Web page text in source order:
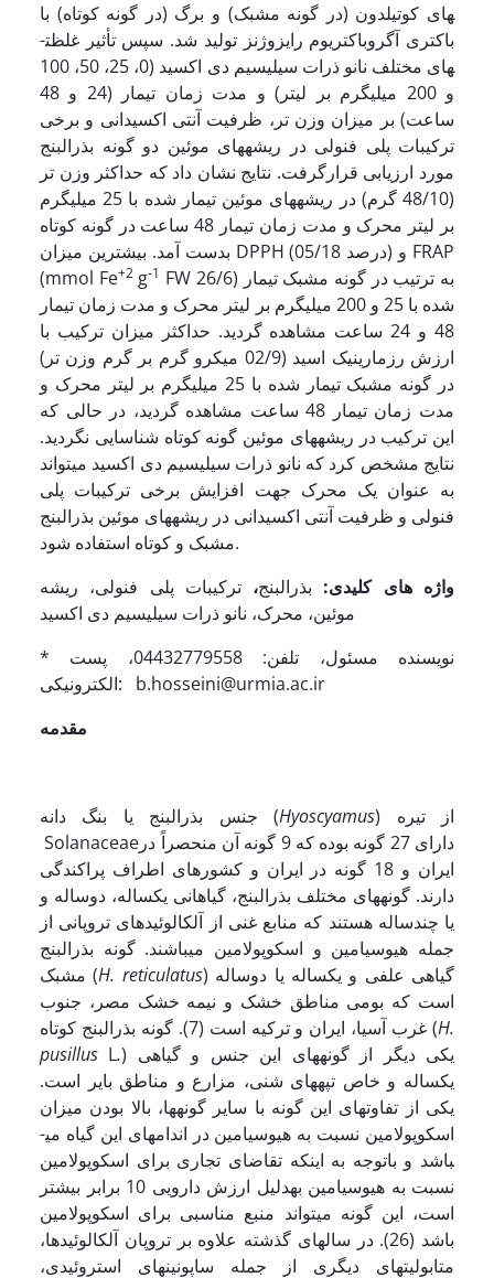
های کوتیلدون (در گونه مشبک) و برگ (در گونه کوتاه) با
باکتری آگروباکتریوم رایزوژنز تولید شد. سپس تأثیر غلظت­
های مختلف نانو ذرات سیلیسیم دی اکسید (0، 25، 50، 100
و 200 میلی­گرم بر لیتر) و مدت زمان تیمار (24 و 48
ساعت) بر میزان وزن تر، ظرفیت آنتی اکسیدانی و برخی
ترکیبات پلی فنولی در ریشه­های موئین دو گونه بذرالبنج
مورد ارزیابی قرارگرفت. نتایج نشان داد که حداکثر وزن تر
(48/10 گرم) در ریشه­های موئین تیمار شده با 25 میلی­گرم
بر لیتر محرک و مدت زمان تیمار 48 ساعت در گونه کوتاه
بدست آمد. بیشترین میزان DPPH (05/18 درصد) و FRAP
(mmol Fe+2g-1 FW 26/6) به ترتیب در گونه مشبک تیمار
شده با 25 و 200 میلی­گرم بر لیتر محرک و مدت زمان تیمار
48 و 24 ساعت مشاهده گردید. حداکثر میزان ترکیب با
ارزش رزمارینیک اسید (02/9 میکرو گرم بر گرم وزن تر)
در گونه مشبک تیمار شده با 25 میلی­گرم بر لیتر محرک و
مدت زمان تیمار 48 ساعت مشاهده گردید، در حالی که
این ترکیب در ریشه­های موئین گونه کوتاه شناسایی نگردید.
نتایج مشخص کرد که نانو ذرات سیلیسیم دی اکسید می­تواند
به عنوان یک محرک جهت افزایش برخی ترکیبات پلی
فنولی و ظرفیت آنتی اکسیدانی در ریشه­های موئین بذرالبنج
مشبک و کوتاه استفاده شود.
واژه های کلیدی: بذرالبنج،ترکیبات پلی فنولی، ریشه
موئین، محرک، نانو ذرات سیلیسیم دی اکسید
* نویسنده مسئول، تلفن: 04432779558، پست
الکترونیکی: b.hosseini@urmia.ac.ir
مقدمه
جنس بذرالبنج یا بنگ دانه (Hyoscyamus
) از تیره
Solanaceaeدارای 27 گونه بوده که 9 گونه آن منحصراً در
ایران و 18 گونه در ایران و کشورهای اطراف پراکندگی
دارند. گونه­های مختلف بذرالبنج، گیاهانی یکساله، دوساله و
یا چندساله هستند که منابع غنی از آلکالوئیدهای تروپانی از
جمله هیوسیامین و اسکوپولامین می­باشند. گونه بذرالبنج
مشبک (H. reticulatus) گیاهی علفی و یکساله یا دوساله
است که بومی مناطق خشک و نیمه خشک مصر، جنوب
غرب آسیا، ایران و ترکیه است (7). گونه بذرالبنج کوتاه (H.
pusillus L.) یکی دیگر از گونه­های این جنس و گیاهی
یکساله و خاص تپه­های شنی، مزارع و مناطق بایر است.
یکی از تفاوت­های این گونه با سایر گونه­ها، بالا بودن میزان
اسکوپولامین نسبت به هیوسیامین در اندام­های این گیاه می­
باشد و باتوجه به این­که تقاضای تجاری برای اسکوپولامین
نسبت به هیوسیامین به­دلیل ارزش دارویی 10 برابر بیشتر
است، این گونه می­تواند منبع مناسبی برای اسکوپولامین
باشد (26). در سال­های گذشته علاوه بر تروپان آلکالوئیدها،
متابولیت­های دیگری از جمله ساپونین­های استروئیدی،